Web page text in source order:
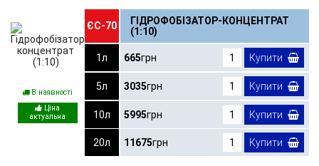
В наявності
ЄС-70
ГІДРОФОБІЗАТОР-КОНЦЕНТРАТ
(1:10)
1л 665грн Купити
5л 3035грн Купити
10л 5995грн Купити
20л 11675грн Купити